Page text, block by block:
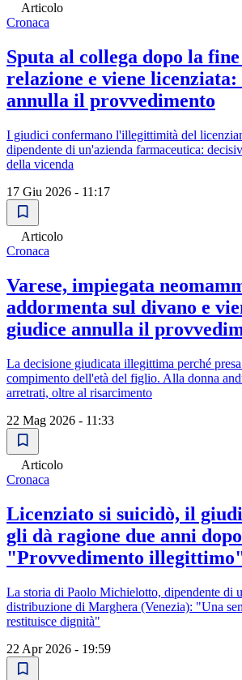
Articolo
Cronaca
Sputa al collega dopo la
relazione e viene licenziata:
annulla il provvedimento
I giudici confermano l'illegittimità del
dipendente di un'azienda farmaceutica:
della vicenda
17 Giu 2026 - 11:17
Articolo
Cronaca
Varese, impiegata
addormenta sul divano e
giudice annulla il
La decisione giudicata illegittima perché
compimento dell'età del figlio. Alla donna
arretrati, oltre al risarcimento
22 Mag 2026 - 11:33
Articolo
Cronaca
Licenziato si suicidò, il
gli dà ragione due anni
"Provvedimento
La storia di Paolo Michielotto, dipendente di
distribuzione di Marghera (Venezia): "Una
restituisce dignità"
22 Apr 2026 - 19:59